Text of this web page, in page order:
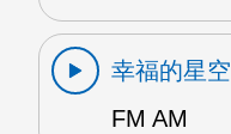
幸福的星空
FM AM